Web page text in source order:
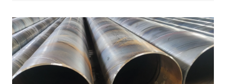
IS 3589 garantit que les tuyaux en acier soudés en
spirale répondent à des exigences strictes en
matière de mécanique, de chimie et de
performance. Ceux-ci&#8230 ;